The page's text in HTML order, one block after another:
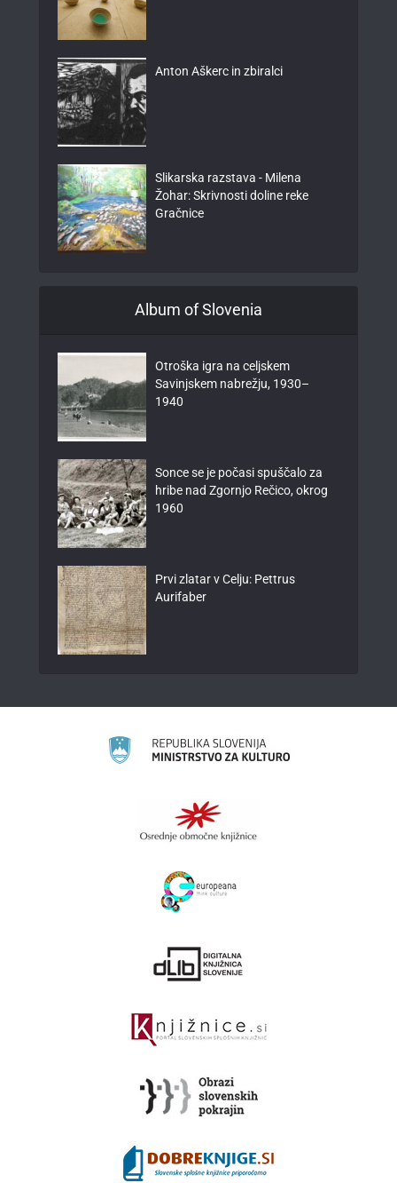
Anton Aškerc in zbiralci
Slikarska razstava - Milena
Žohar: Skrivnosti doline reke
Gračnice
Album of Slovenia
Otroška igra na celjskem
Savinjskem nabrežju, 1930–
1940
Sonce se je počasi spuščalo za
hribe nad Zgornjo Rečico, okrog
1960
Prvi zlatar v Celju: Pettrus
Aurifaber